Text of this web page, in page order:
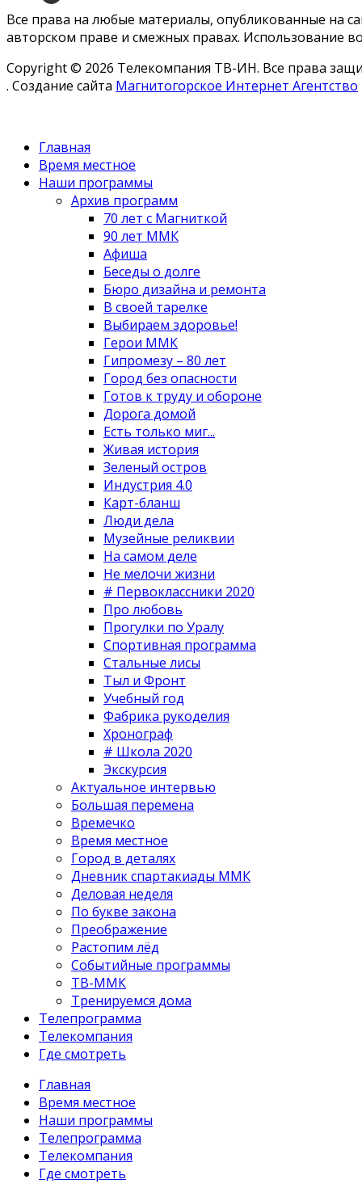
Все права на любые материалы, опубликованные на
авторском праве и смежных правах. Использование
Copyright © 2026 Телекомпания ТВ-ИН. Все права
. Создание сайта Магнитогорское Интернет Агентство
Главная
Время местное
Наши программы
Архив программ
70 лет с Магниткой
90 лет ММК
Афиша
Беседы о долге
Бюро дизайна и ремонта
В своей тарелке
Выбираем здоровье!
Герои ММК
Гипромезу – 80 лет
Город без опасности
Готов к труду и обороне
Дорога домой
Есть только миг...
Живая история
Зеленый остров
Индустрия 4.0
Карт-бланш
Люди дела
Музейные реликвии
На самом деле
Не мелочи жизни
# Первоклассники 2020
Про любовь
Прогулки по Уралу
Спортивная программа
Стальные лисы
Тыл и Фронт
Учебный год
Фабрика рукоделия
Хронограф
# Школа 2020
Экскурсия
Актуальное интервью
Большая перемена
Времечко
Время местное
Город в деталях
Дневник спартакиады ММК
Деловая неделя
По букве закона
Преображение
Растопим лёд
Событийные программы
ТВ-ММК
Тренируемся дома
Телепрограмма
Телекомпания
Где смотреть
Главная
Время местное
Наши программы
Телепрограмма
Телекомпания
Где смотреть